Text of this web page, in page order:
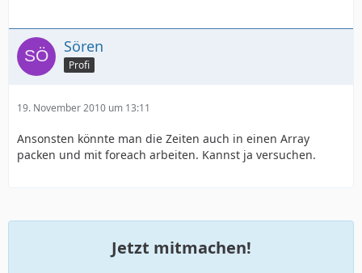
Sören
Profi
19. November 2010 um 13:11
Ansonsten könnte man die Zeiten auch in einen Array
packen und mit foreach arbeiten. Kannst ja versuchen.
Jetzt mitmachen!